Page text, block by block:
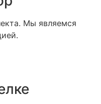
Мы являемся